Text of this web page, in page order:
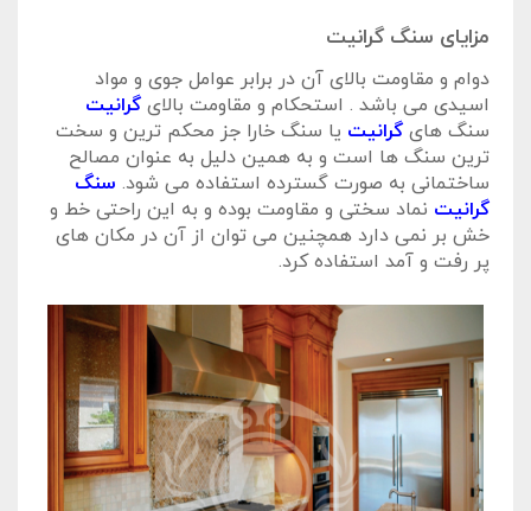
مزایای سنگ گرانیت
دوام و مقاومت بالای آن در برابر عوامل جوی و مواد
اسیدی می باشد . استحکام و مقاومت بالای گرانیت
سنگ های گرانیت یا سنگ خارا جز محکم ترین و سخت
ترین سنگ ها است و به همین دلیل به عنوان مصالح
ساختمانی به صورت گسترده استفاده می شود. سنگ
گرانیت نماد سختی و مقاومت بوده و به این راحتی خط و
خش بر نمی دارد همچنین می توان از آن در مکان های
پر رفت و آمد استفاده کرد.